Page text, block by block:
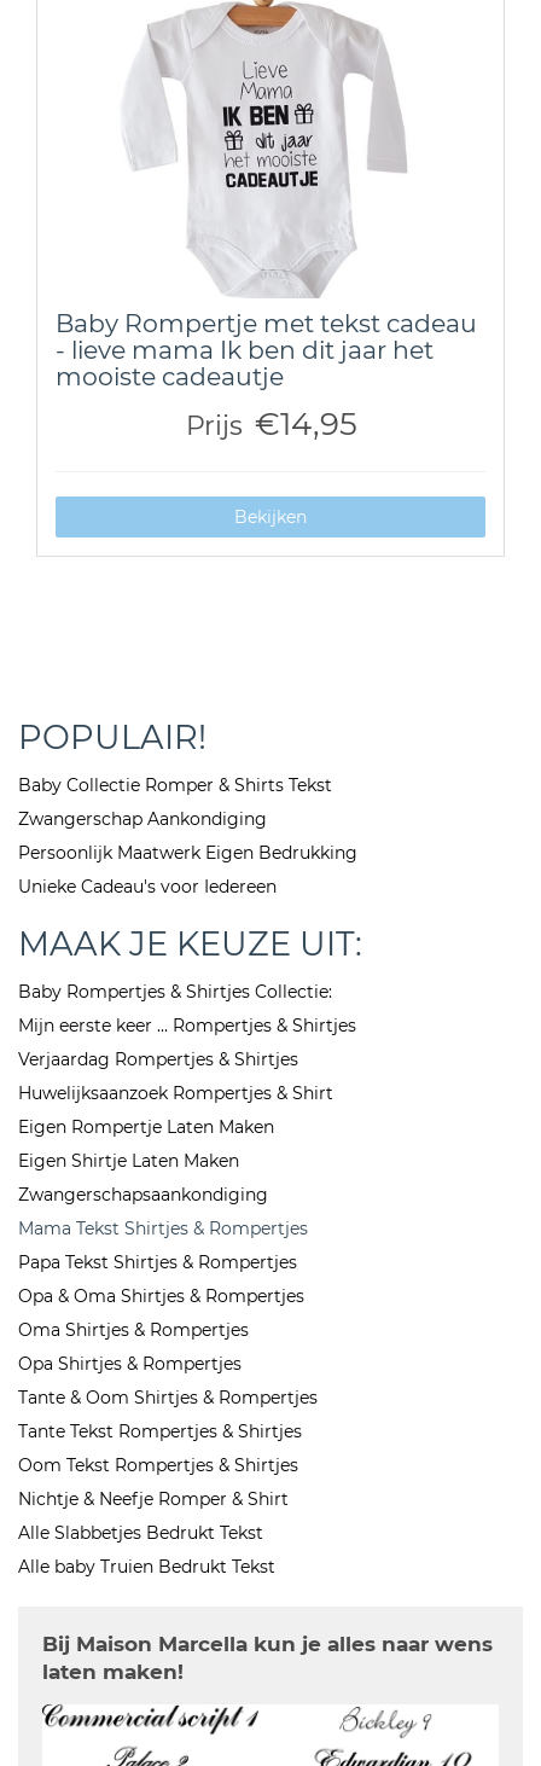
Baby Rompertje met tekst cadeau
- lieve mama Ik ben dit jaar het
mooiste cadeautje
Prijs €14,95
Bekijken
POPULAIR!
Baby Collectie Romper & Shirts Tekst
Zwangerschap Aankondiging
Persoonlijk Maatwerk Eigen Bedrukking
Unieke Cadeau's voor Iedereen
MAAK JE KEUZE UIT:
Baby Rompertjes & Shirtjes Collectie:
Mijn eerste keer ... Rompertjes & Shirtjes
Verjaardag Rompertjes & Shirtjes
Huwelijksaanzoek Rompertjes & Shirt
Eigen Rompertje Laten Maken
Eigen Shirtje Laten Maken
Zwangerschapsaankondiging
Mama Tekst Shirtjes & Rompertjes
Papa Tekst Shirtjes & Rompertjes
Opa & Oma Shirtjes & Rompertjes
Oma Shirtjes & Rompertjes
Opa Shirtjes & Rompertjes
Tante & Oom Shirtjes & Rompertjes
Tante Tekst Rompertjes & Shirtjes
Oom Tekst Rompertjes & Shirtjes
Nichtje & Neefje Romper & Shirt
Alle Slabbetjes Bedrukt Tekst
Alle baby Truien Bedrukt Tekst
Bij Maison Marcella kun je alles naar wens
laten maken!